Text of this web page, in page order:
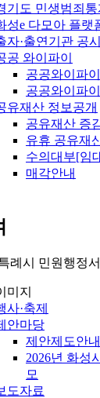
기도 민생범죄통
성e 다모아 플랫
자·출연기관 공시
공 와이파이
공공와이파
공공와이파
유재산 정보공개
공유재산 증
유휴 공유재
수의대부[임
매각안내
례시 민원행정
사·축제
안마당
제안제도안내
2026년 화성
모
도자료